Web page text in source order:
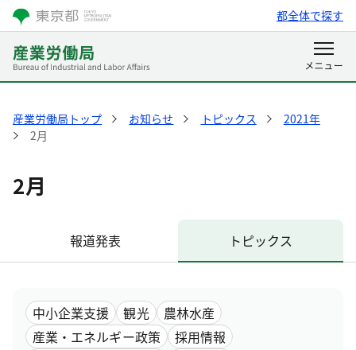
都全体で探す
産業労働局トップ お知らせ トピックス
2021年
2月
2月
報道発表 トピックス
中小企業支援 観光
農林水産
産業・エネルギー政策
採用情報